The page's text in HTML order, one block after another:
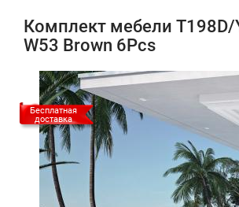
Комплект мебели T198D/
W53 Brown 6Pcs
Бесплатная
доставка